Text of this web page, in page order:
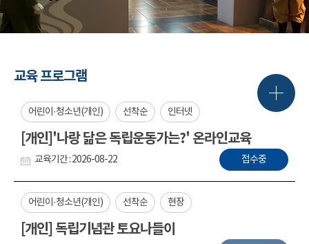
교육 프로그램
어린이·청소년(개인) 선착순 인터넷
[개인]'나랑 닮은 독립운동가는?' 온라인교육
교육기간 : 2026-08-22 접수중
어린이·청소년(개인) 선착순 현장
[개인] 독립기념관 토요나들이